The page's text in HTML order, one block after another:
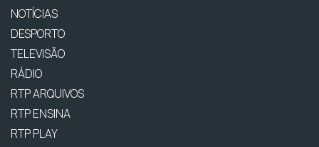
NOTÍCIAS
DESPORTO
TELEVISÃO
RÁDIO
RTP ARQUIVOS
RTP ENSINA
RTP PLAY